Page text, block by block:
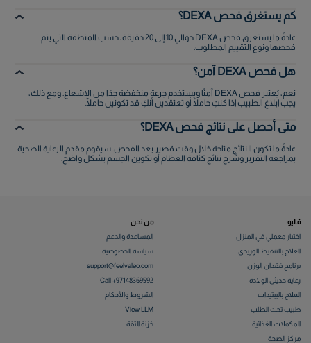
كم يستغرق فحص DEXA؟
عادةً ما يستغرق فحص DEXA حوالي 10 إلى 20 دقيقة، حسب المنطقة التي يتم
فحصها ونوع التقييم المطلوب.
هل فحص DEXA آمن؟
نعم، يُعتبر فحص DEXA آمنًا ويستخدم جرعة منخفضة جدًا من الإشعاع. ومع ذلك،
يجب إبلاغ الطبيب إذا كنتِ حاملًا أو تعتقدين أنكِ قد تكونين حاملًا.
متى أحصل على نتائج فحص DEXA؟
عادةً ما تكون النتائج متاحة خلال وقت قصير بعد الفحص. سيقوم مقدم الرعاية الصحية
بمراجعة التقرير وشرح نتائج كثافة العظام أو تكوين الجسم بشكل واضح.
ڤاليو
اختبار معملي في المنزل
العلاج بالتنقيط الوريدي
برنامج فقدان الوزن
رعاية حديثي الولادة
العلاج بالببتيدات
طبيب تحت الطلب
المكملات الغذائية
مركز الصحة
من نحن
المساعدة والدعم
سياسة الخصوصية
support@feelvaleo.com
Call +97148369592
الشروط والأحكام
View LLM
خزنة الثقة